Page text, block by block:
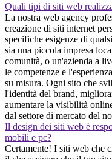
Quali tipi di siti web
La nostra web agency
creazione di siti internet
specifiche esigenze di
sia una piccola impresa
comunità, o un'azienda a
le competenze e
su misura. Ogni sito che
l'identità del brand,
aumentare la visibilità
dal settore di mercato del
Il design dei siti web è
mobili e pc?
Certamente! I siti web che